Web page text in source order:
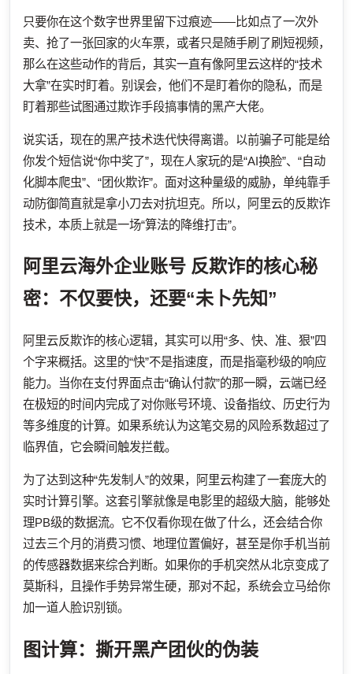
只要你在这个数字世界里留下过痕迹——比如点了一次外
卖、抢了一张回家的火车票，或者只是随手刷了刷短视频，
那么在这些动作的背后，其实一直有像阿里云这样的“技术
大拿”在实时盯着。别误会，他们不是盯着你的隐私，而是
盯着那些试图通过欺诈手段搞事情的黑产大佬。
说实话，现在的黑产技术迭代快得离谱。以前骗子可能是给
你发个短信说“你中奖了”，现在人家玩的是“AI换脸”、“自动
化脚本爬虫”、“团伙欺诈”。面对这种量级的威胁，单纯靠手
动防御简直就是拿小刀去对抗坦克。所以，阿里云的反欺诈
技术，本质上就是一场“算法的降维打击”。
阿里云海外企业账号 反欺诈的核心秘
密：不仅要快，还要“未卜先知”
阿里云反欺诈的核心逻辑，其实可以用“多、快、准、狠”四
个字来概括。这里的“快”不是指速度，而是指毫秒级的响应
能力。当你在支付界面点击“确认付款”的那一瞬，云端已经
在极短的时间内完成了对你账号环境、设备指纹、历史行为
等多维度的计算。如果系统认为这笔交易的风险系数超过了
临界值，它会瞬间触发拦截。
为了达到这种“先发制人”的效果，阿里云构建了一套庞大的
实时计算引擎。这套引擎就像是电影里的超级大脑，能够处
理PB级的数据流。它不仅看你现在做了什么，还会结合你
过去三个月的消费习惯、地理位置偏好，甚至是你手机当前
的传感器数据来综合判断。如果你的手机突然从北京变成了
莫斯科，且操作手势异常生硬，那对不起，系统会立马给你
加一道人脸识别锁。
图计算：撕开黑产团伙的伪装